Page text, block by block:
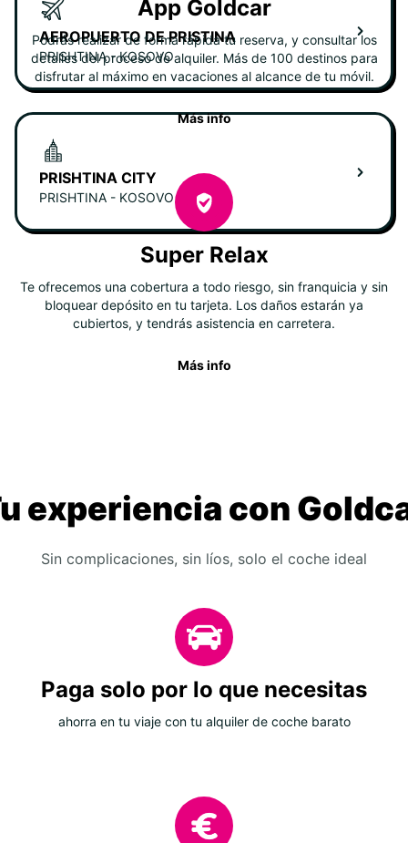
AEROPUERTO DE PRISTINA
PRISHTINA - KOSOVO
PRISHTINA CITY
PRISHTINA - KOSOVO
App Goldcar
Podrás realizar de forma rápida tu reserva, y consultar los
detalles del proceso de alquiler. Más de 100 destinos para
disfrutar al máximo en vacaciones al alcance de tu móvil.
Más info
Super Relax
Te ofrecemos una cobertura a todo riesgo, sin franquicia y sin
bloquear depósito en tu tarjeta. Los daños estarán ya
cubiertos, y tendrás asistencia en carretera.
Más info
experiencia con
Sin complicaciones, sin líos, solo el coche ideal
Paga solo por lo que necesitas
ahorra en tu viaje con tu alquiler de coche barato